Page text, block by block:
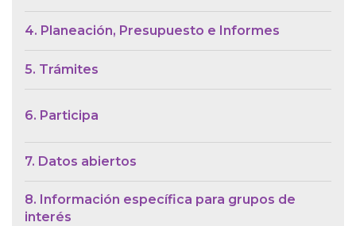
4. Planeación, Presupuesto e Informes
5. Trámites
6. Participa
7. Datos abiertos
8. Información específica para grupos de
interés